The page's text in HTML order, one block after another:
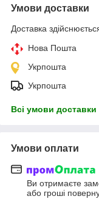
Умови доставки
Доставка
Нова Пошта
Укрпошта
Укрпошта
Всі умови доставки
Умови оплати
Ви отримаєте
або гроші